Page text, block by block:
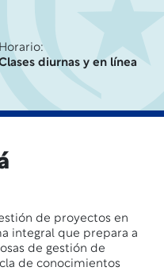
Horario:
diurnas y en línea
de proyectos en
integral que prepara a
de gestión de
de conocimientos